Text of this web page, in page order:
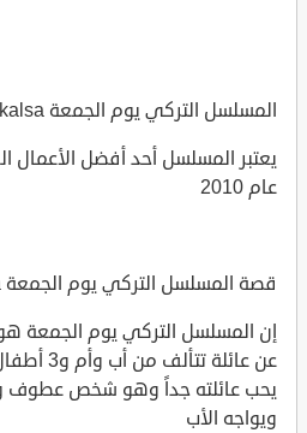
المسلسل التركي يوم الجمعة Cuma’ya kalsa
يعتبر المسلسل أحد أفضل الأعمال
عام 2010
قصة المسلسل التركي يوم الجمعة Cuma’ya kalsa
إن المسلسل التركي يوم
عن عائلة
يحب عائلته جداً وهو شخص عطوف
ويواجه الأب